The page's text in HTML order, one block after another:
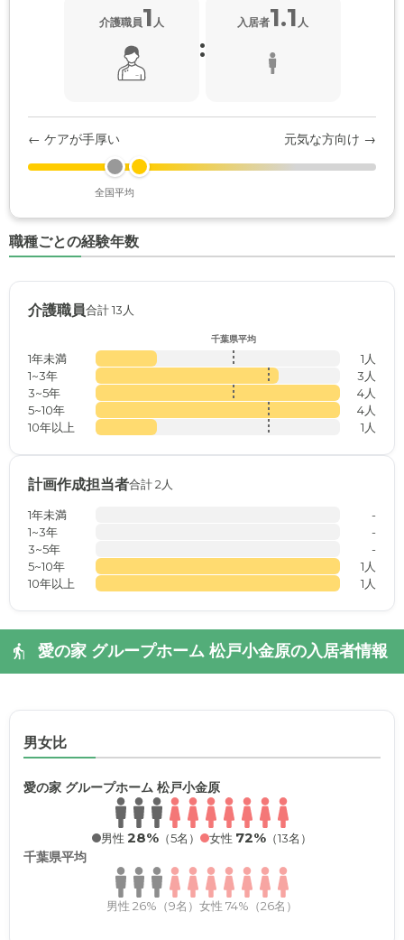
介護職員1 人
:
入居者1.1 人
← ケアが手厚い 元気な方向け →
全国平均
職種ごとの経験年数
介護職員合計 13人
千葉県平均
1年未満
1人
1~3年
3人
3~5年
4人
5~10年
4人
10年以上
1人
計画作成担当者合計 2人
1年未満
-
1~3年
-
3~5年
-
5~10年
1人
10年以上
1人
愛の家 グループホーム 松戸小金原の入居者情報
男女比
愛の家 グループホーム 松戸小金原
男性 28% （5名） 女性 72% （13名）
千葉県平均
男性 26%（9名） 女性 74%（26名）